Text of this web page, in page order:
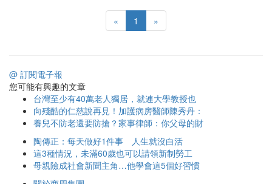
« 1 »
@ 訂閱電子報
您可能有興趣的文章
台灣至少有40萬老人獨居，就連大學教授也
向殘酷的仁慈說再見！加護病房醫師陳秀丹：
養兒不防老還要防搶？家事律師：你父母的財
陶傳正：每天做好1件事 人生就沒白活
這3種情況，未滿60歲也可以請領新制勞工
母親險成社會新聞主角…他學會這5個好習慣